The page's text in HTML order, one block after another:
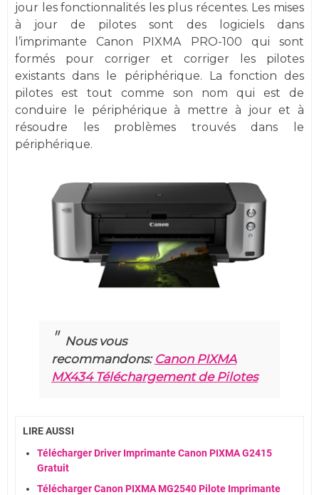
jour les fonctionnalités les plus récentes. Les mises
à jour de pilotes sont des logiciels dans
l’imprimante Canon PIXMA PRO-100 qui sont
formés pour corriger et corriger les pilotes
existants dans le périphérique. La fonction des
pilotes est tout comme son nom qui est de
conduire le périphérique à mettre à jour et à
résoudre les problèmes trouvés dans le
périphérique.
Nous vous
recommandons: Canon PIXMA
MX434 Téléchargement de Pilotes
LIRE AUSSI
Télécharger Driver Imprimante Canon PIXMA G2415
Gratuit
Télécharger Canon PIXMA MG2540 Pilote Imprimante